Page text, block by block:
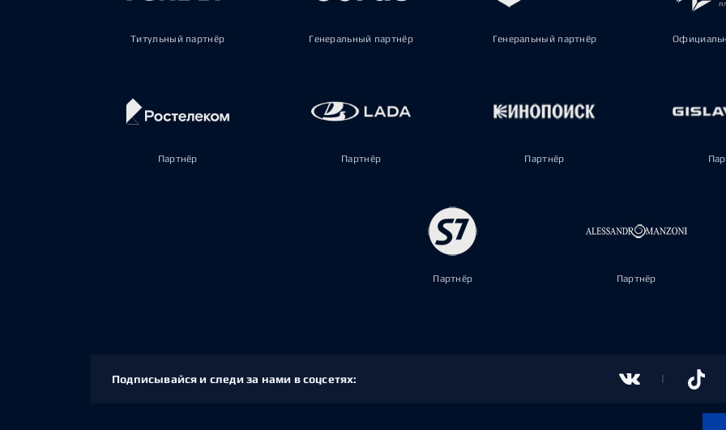
Титульный партнёр Генеральный партнёр Генеральный партнёр
Партнёр Партнёр Партнёр
Партнёр Партнёр
Подписывайся и следи за нами в соцсетях: